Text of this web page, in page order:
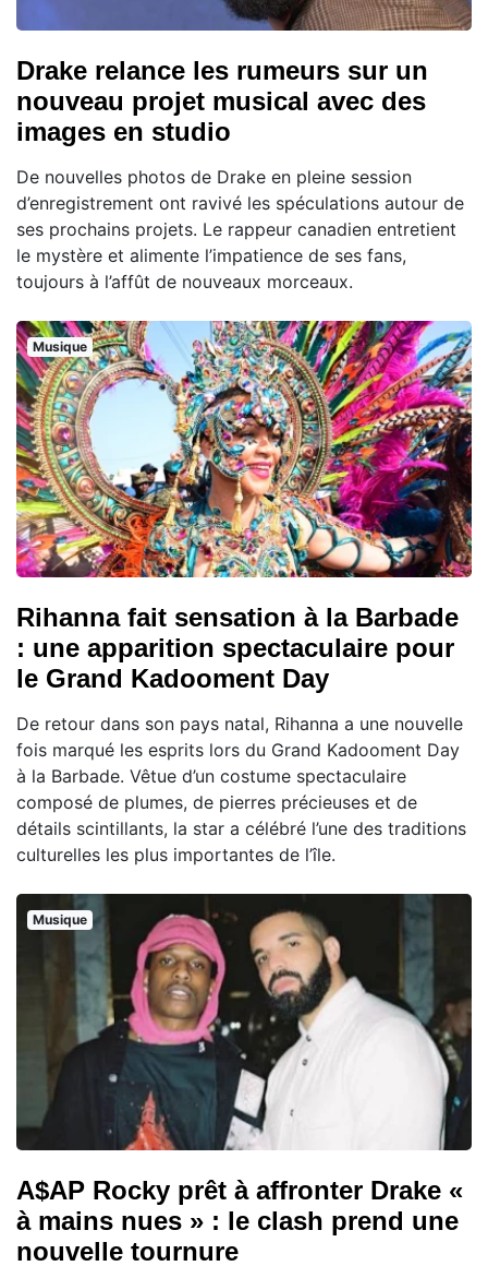
Drake relance les rumeurs sur un
nouveau projet musical avec des
images en studio
De nouvelles photos de Drake en pleine session
d’enregistrement ont ravivé les spéculations autour de
ses prochains projets. Le rappeur canadien entretient
le mystère et alimente l’impatience de ses fans,
toujours à l’affût de nouveaux morceaux.
Musique
Rihanna fait sensation à la Barbade
: une apparition spectaculaire pour
le Grand Kadooment Day
De retour dans son pays natal, Rihanna a une nouvelle
fois marqué les esprits lors du Grand Kadooment Day
à la Barbade. Vêtue d’un costume spectaculaire
composé de plumes, de pierres précieuses et de
détails scintillants, la star a célébré l’une des traditions
culturelles les plus importantes de l’île.
Musique
A$AP Rocky prêt à affronter Drake «
à mains nues » : le clash prend une
nouvelle tournure